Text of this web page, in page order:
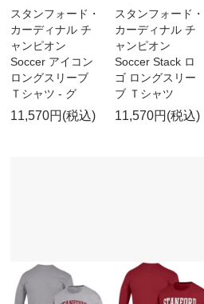
スタンフォード・
カーディナル チ
ャンピオン
Soccer アイコン
ロングスリーブ
Ｔシャツ - グ
11,570円(税込)
スタンフォード・
カーディナル チ
ャンピオン
Soccer Stack ロ
ゴ ロングスリー
ブ Ｔシャツ
11,570円(税込)